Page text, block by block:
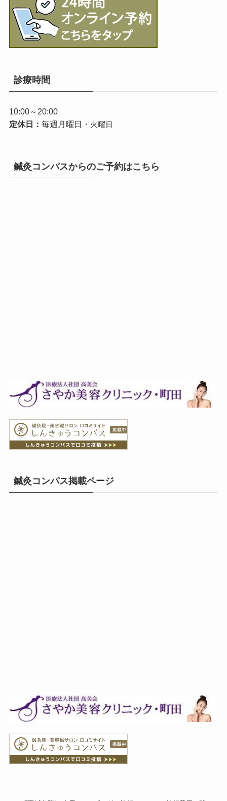
診療時間
10:00～20:00
定休日： 毎週月曜日・ 火曜日
鍼灸コンパスからのご予約はこちら
鍼灸コンパス掲載ページ